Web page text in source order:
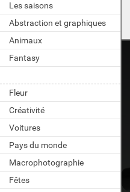
Les saisons
Abstraction et graphiques
Animaux
Fantasy
Fleur
Créativité
Voitures
Pays du monde
Macrophotographie
Fêtes